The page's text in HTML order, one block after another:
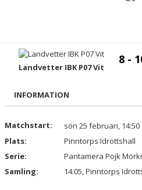
TRUPPEN
BILDGALLERI
KONTAKT
Landvetter IBK P07 Vit
8 -
INFORMATION
Matchstart:
sön 25 februari, 14:50
Plats:
Pinntorps Idrottshall
Serie:
Pantamera Pojk
Samling:
14:05, Pinntorps